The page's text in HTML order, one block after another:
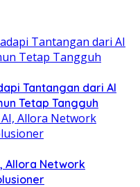
Tantangan dari AI
Tetap Tangguh
Allora Network